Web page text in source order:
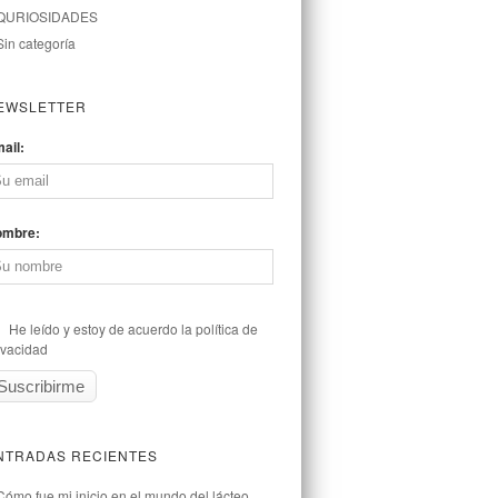
categoría
He leído y estoy de acuerdo la política de
RECIENTES